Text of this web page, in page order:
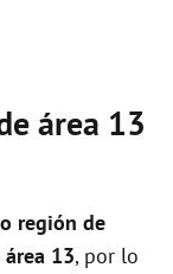
área 13
región de
área 13, por lo